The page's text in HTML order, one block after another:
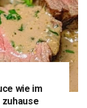
wie im